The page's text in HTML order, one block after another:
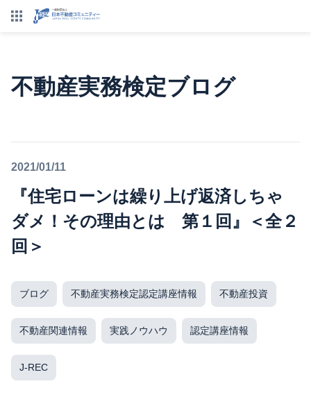
不動産実務検定ブログ
2021/01/11
『住宅ローンは繰り上げ返済しちゃ
ダメ！その理由とは 第１回』＜全２
回＞
ブログ 不動産実務検定認定講座情報 不動産投資
不動産関連情報 実践ノウハウ 認定講座情報
J-REC